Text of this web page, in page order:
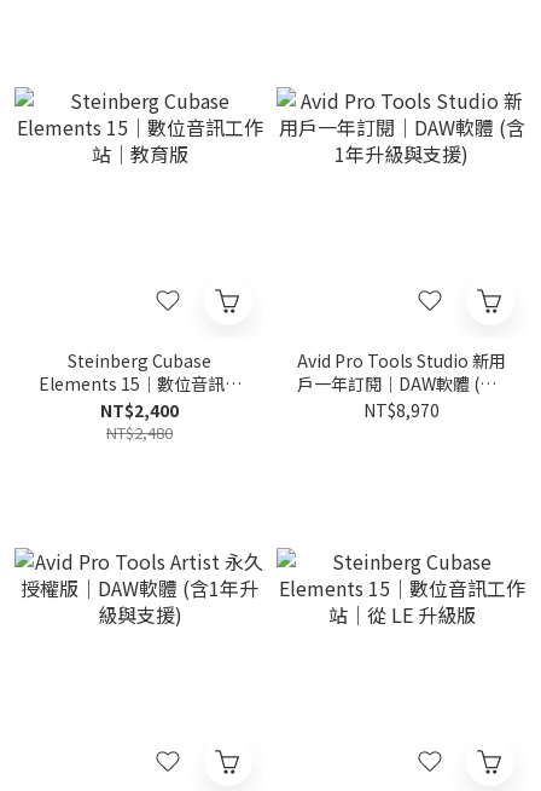
Steinberg Cubase
Elements 15｜數位音訊工
作站｜教育版
NT$2,400
NT$2,480
Avid Pro Tools Studio 新用
戶一年訂閱｜DAW軟體 (含1
年升級與支援)
NT$8,970